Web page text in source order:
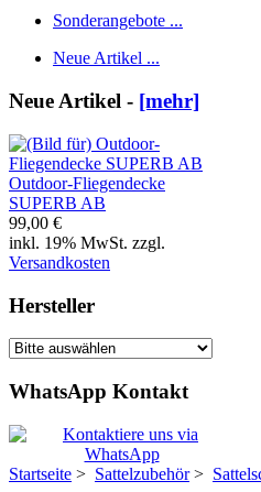
Sonderangebote ...
Neue Artikel ...
Neue Artikel - [mehr]
Outdoor-Fliegendecke
SUPERB AB
99,00 €
inkl. 19% MwSt. zzgl.
Versandkosten
Hersteller
WhatsApp Kontakt
Startseite > Sattelzubehör>